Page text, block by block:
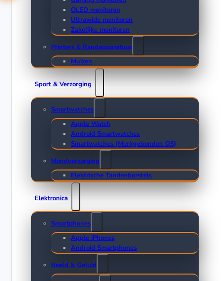
OLED monitoren
Ultrawide monitoren
Zakelijke monitoren
Printers & Randapparatuur
Muizen
Sport & Verzorging
Smartwatches
Apple Watch
Android Smartwatches
Smartwatches (Merkgebonden OS)
Mondverzorging
Elektrische Tandenborstels
Elektronica
Smartphones
Apple iPhones
Android Smartphones
Beeld & Geluid